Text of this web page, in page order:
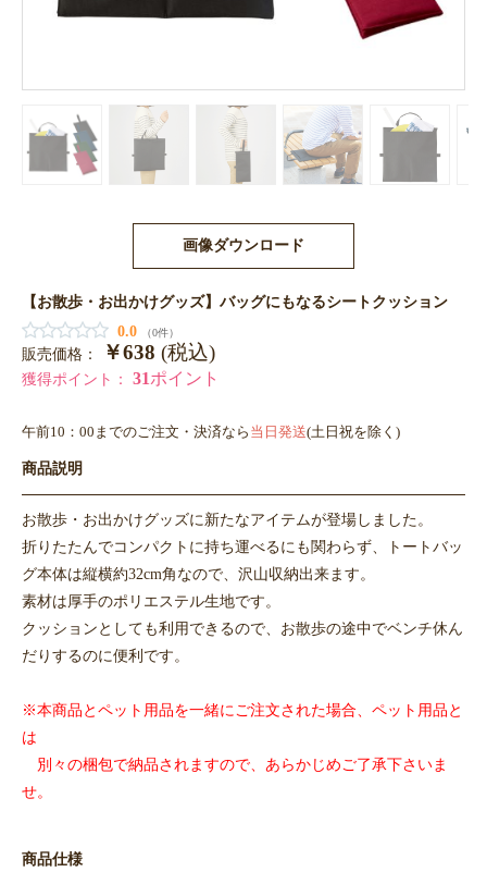
画像ダウンロード
【お散歩・お出かけグッズ】バッグにもなるシートクッション
0.0
（0件）
販売価格： ￥638 (税込)
獲得ポイント： 31ポイント
午前10：00までのご注文・決済なら 当日発送(土日祝を除く)
商品説明
お散歩・お出かけグッズに新たなアイテムが登場しました。
折りたたんでコンパクトに持ち運べるにも関わらず、トートバッ
グ本体は縦横約32cm角なので、沢山収納出来ます。
素材は厚手のポリエステル生地です。
クッションとしても利用できるので、お散歩の途中でベンチ休ん
だりするのに便利です。
※本商品とペット用品を一緒にご注文された場合、ペット用品と
は
別々の梱包で納品されますので、あらかじめご了承下さいま
せ。
商品仕様